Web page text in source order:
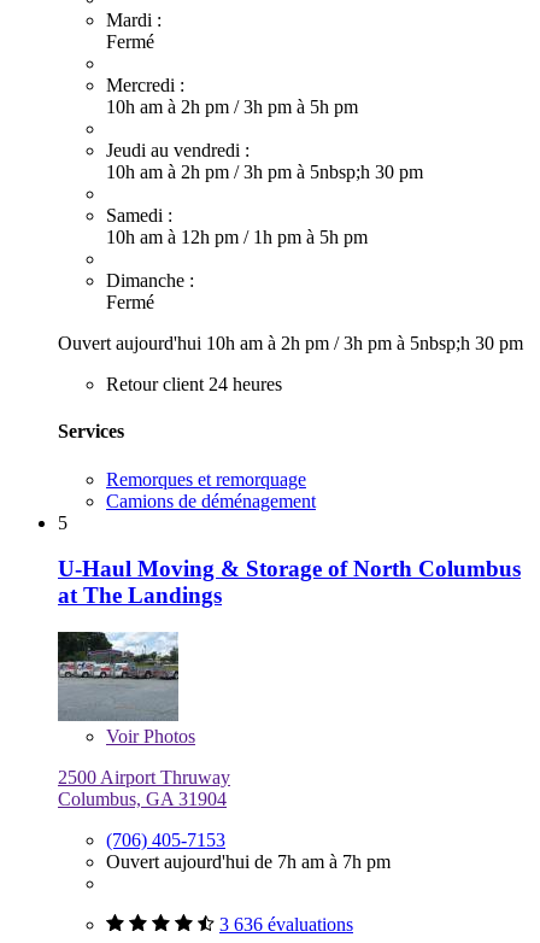
Mardi :
Fermé
Mercredi :
10h am à 2h pm /3h pm à 5h pm
Jeudi au vendredi :
10h am à 2h pm /3h pm à 5nbsp;h 30 pm
Samedi :
10h am à 12h pm / 1h pm à 5h pm
Dimanche :
Fermé
Ouvert aujourd'hui 10h am à 2h pm /3h pm à 5nbsp;h 30 pm
Retour client 24 heures
Services
Remorques et remorquage
Camions de déménagement
5
U-Haul Moving & Storage of North Columbus
at The Landings
VoirPhotos
2500 Airport Thruway
Columbus, GA 31904
(706) 405-7153
Ouvert aujourd'hui de 7h am à 7h pm
3 636 évaluations